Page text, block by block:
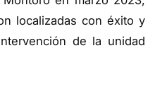
localizadas con éxito y
de la unidad